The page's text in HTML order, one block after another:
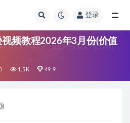
登录
频教程2026年3月份(价值
1.5K 49.9